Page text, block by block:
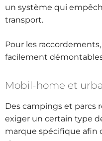
un système qui
transport.
Pour les
facilement
Mobil-home et
Des campings et parcs
exiger un certain type
marque spécifique afin